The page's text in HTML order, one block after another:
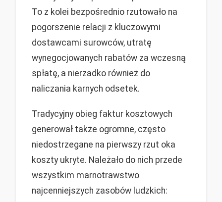
To z kolei bezpośrednio rzutowało na
pogorszenie relacji z kluczowymi
dostawcami surowców, utratę
wynegocjowanych rabatów za wczesną
spłatę, a nierzadko również do
naliczania karnych odsetek.
Tradycyjny obieg faktur kosztowych
generował także ogromne, często
niedostrzegane na pierwszy rzut oka
koszty ukryte. Należało do nich przede
wszystkim marnotrawstwo
najcenniejszych zasobów ludzkich: